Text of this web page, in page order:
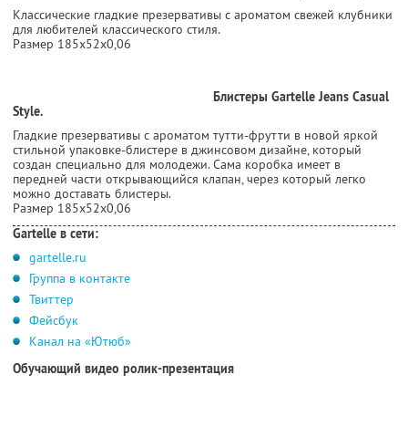
Классические гладкие презервативы с ароматом свежей клубники
для любителей классического стиля.
Размер 185х52х0,06
Блистеры Gartelle Jeans Casual
Style.
Гладкие презервативы с ароматом тутти-фрутти в новой яркой
стильной упаковке-блистере в джинсовом дизайне, который
создан специально для молодежи. Сама коробка имеет в
передней части открывающийся клапан, через который легко
можно доставать блистеры.
Размер 185х52х0,06
Gartelle в сети:
gartelle.ru
Группа в контакте
Твиттер
Фейсбук
Канал на «Ютюб»
Обучающий видео ролик-презентация